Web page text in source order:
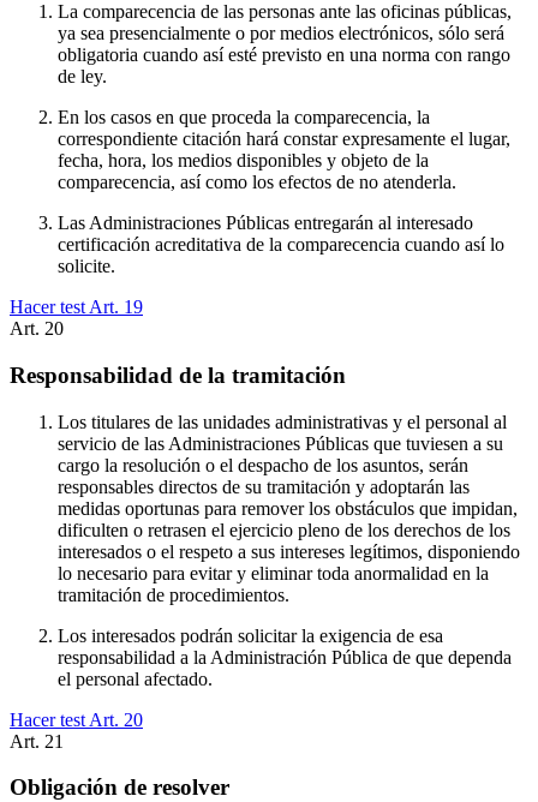
La comparecencia de las personas ante las oficinas públicas,
ya sea presencialmente o por medios electrónicos, sólo será
obligatoria cuando así esté previsto en una norma con rango
de ley.
En los casos en que proceda la comparecencia, la
correspondiente citación hará constar expresamente el lugar,
fecha, hora, los medios disponibles y objeto de la
comparecencia, así como los efectos de no atenderla.
Las Administraciones Públicas entregarán al interesado
certificación acreditativa de la comparecencia cuando así lo
solicite.
Hacer test Art. 19
Art. 20
Responsabilidad de la tramitación
Los titulares de las unidades administrativas y el personal al
servicio de las Administraciones Públicas que tuviesen a su
cargo la resolución o el despacho de los asuntos, serán
responsables directos de su tramitación y adoptarán las
medidas oportunas para remover los obstáculos que impidan,
dificulten o retrasen el ejercicio pleno de los derechos de los
interesados o el respeto a sus intereses legítimos, disponiendo
lo necesario para evitar y eliminar toda anormalidad en la
tramitación de procedimientos.
Los interesados podrán solicitar la exigencia de esa
responsabilidad a la Administración Pública de que dependa
el personal afectado.
Hacer test Art. 20
Art. 21
Obligación de resolver